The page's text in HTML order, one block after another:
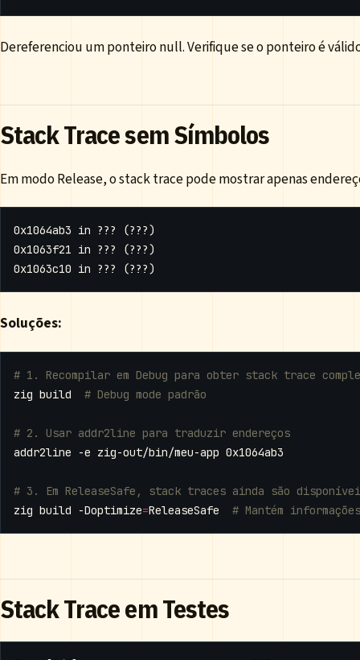
Dereferenciou um ponteiro null. Verifique se o ponteiro é
Stack Trace sem Símbolos
Em modo Release, o stack trace pode mostrar apenas
Soluções:
# 1. Recompilar em Debug para obter stack trace
zig build # Debug mode padrão
# 2. Usar addr2line para traduzir endereços
# 3. Em ReleaseSafe, stack traces ainda são
zig build -Doptimize=ReleaseSafe # Mantém
Stack Trace em Testes